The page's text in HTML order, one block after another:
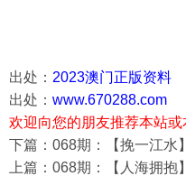
出处： 2023澳门正版资料
出处： www.670288.com
欢迎向您的朋友推荐本站或
下篇：068期：【挽一江水
上篇：068期：【人海拥抱